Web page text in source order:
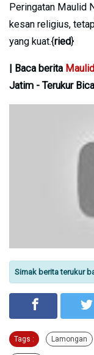
Peringatan Maulid
kesan religius,
yang kuat.{ried}
| Baca berita
Jatim - Terukur
Simak berita terukur
Tags : Lamongan